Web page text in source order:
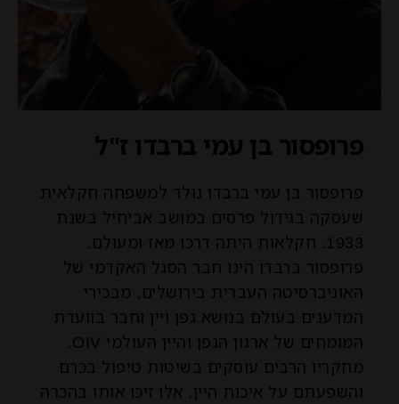
פרופסור בן עמי ברבדו ז"ל
פרופסור בן עמי ברבדו נולד למשפחה חקלאית
שעסקה בגידול פרסים במושב אביחיל בשנת
1933. חקלאות היתה דרכו מאז ומעולם.
פרופסור ברבדו הינו חבר הסגל האקדמי של
האוניברסיטה העברית בירושלים, מבכירי
המדענים בעולם בנושא גפן ויין וחבר בוועדת
המומחים של ארגון הגפן והיין העולמי OIV.
מחקריו הרבים עוסקים בשיטות טיפול בכרם
והשפעתם על איכות היין. אלו זיכו אותו בהכרה